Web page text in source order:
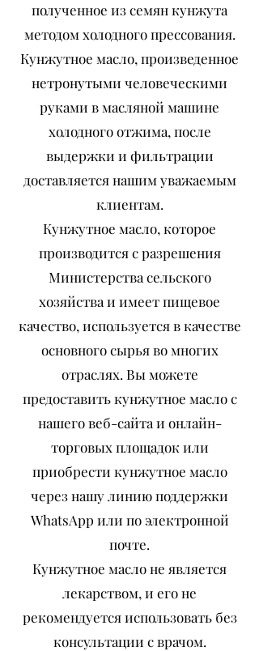
полученное из семян кунжута
методом холодного прессования.
Кунжутное масло, произведенное
нетронутыми человеческими
руками в масляной машине
холодного отжима, после
выдержки и фильтрации
доставляется нашим уважаемым
клиентам.
Кунжутное масло, которое
производится с разрешения
Министерства сельского
хозяйства и имеет пищевое
качество, используется в качестве
основного сырья во многих
отраслях. Вы можете
предоставить кунжутное масло с
нашего веб-сайта и онлайн-
торговых площадок или
приобрести кунжутное масло
через нашу линию поддержки
WhatsApp или по электронной
почте.
Кунжутное масло не является
лекарством, и его не
рекомендуется использовать без
консультации с врачом.